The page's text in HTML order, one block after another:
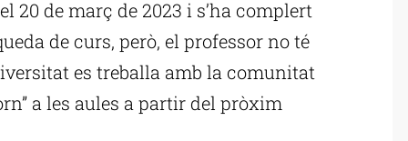
20 de març de 2023 i s’ha complert
de curs, però, el professor no té
es treballa amb la comunitat
a les aules a partir del pròxim